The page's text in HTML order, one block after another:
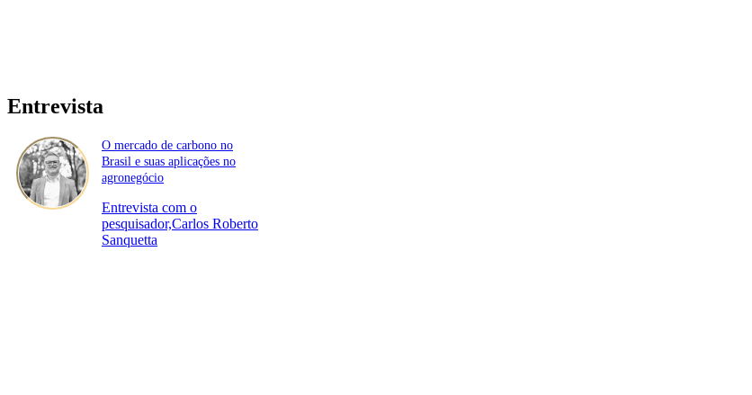
Entrevista
O mercado de carbono no
Brasil e suas aplicações no
agronegócio
Entrevista com o
pesquisador,Carlos Roberto
Sanquetta